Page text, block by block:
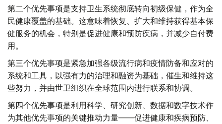
第二个优先事项是支持卫生系统彻底转向初级保健，作为全
民健康覆盖的基础。这意味着恢复、扩大和维持获得基本保
健服务的机会，特别是促进健康和预防疾病，并减少自付费
用。
第三个优先事项是紧急加强各级流行病和疫情防备和应对的
系统和工具，以强有力的治理和融资为基础，催生和维持这
些努力，并由世卫组织在全球范围内进行联系和协调。
第四个优先事项是利用科学、研究创新、数据和数字技术作
为其他优先事项的关键推动力量——促进健康和疾病预防、